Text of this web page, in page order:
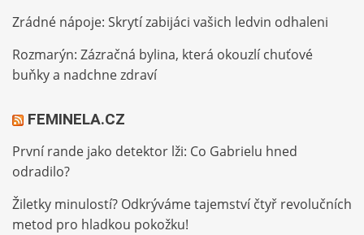
Zrádné nápoje: Skrytí zabijáci vašich ledvin odhaleni
Rozmarýn: Zázračná bylina, která okouzlí chuťové
buňky a nadchne zdraví
FEMINELA.CZ
První rande jako detektor lži: Co Gabrielu hned
odradilo?
Žiletky minulostí? Odkrýváme tajemství čtyř revolučních
metod pro hladkou pokožku!